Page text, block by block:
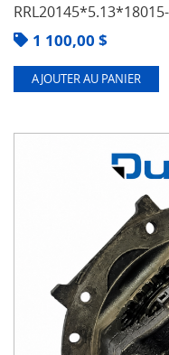
1 100,00 $
AJOUTER AU PANIER